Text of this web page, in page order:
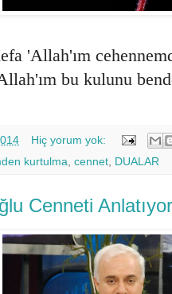
'Allah'ım
bu kulunu
Hiç yorum yok:
kurtulma cennet DUALAR
Cenneti Anlatıyor